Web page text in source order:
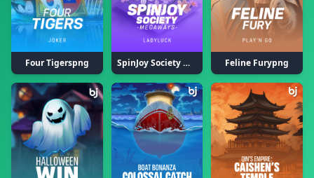
Four Tigerspng SpinJoy Society Megawayspng Feline Furypng